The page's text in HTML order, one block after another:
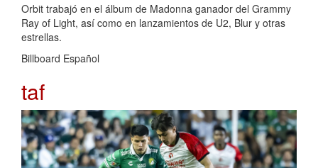
Orbit trabajó en el álbum de Madonna ganador del Grammy
Ray of Light, así como en lanzamientos de U2, Blur y otras
estrellas.
Billboard Español
taf